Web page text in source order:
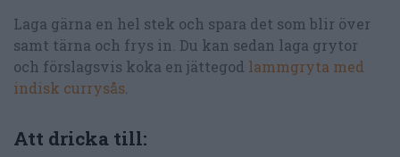
Laga gärna en hel stek och spara det som blir över
samt tärna och frys in. Du kan sedan laga grytor
och förslagsvis koka en jättegod lammgryta med
indisk currysås
Att dricka till: